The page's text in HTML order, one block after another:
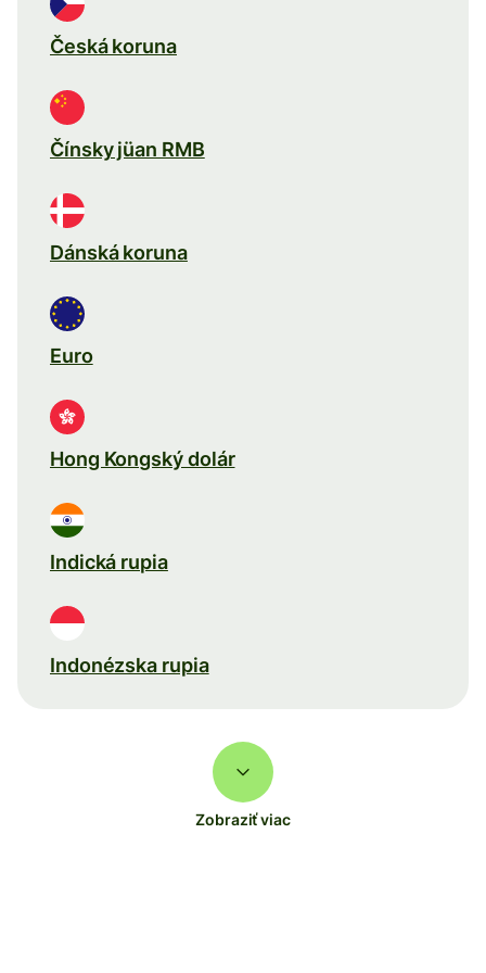
Česká koruna
Čínsky jüan RMB
Dánská koruna
Euro
Hong Kongský dolár
Indická rupia
Indonézska rupia
Zobraziť viac